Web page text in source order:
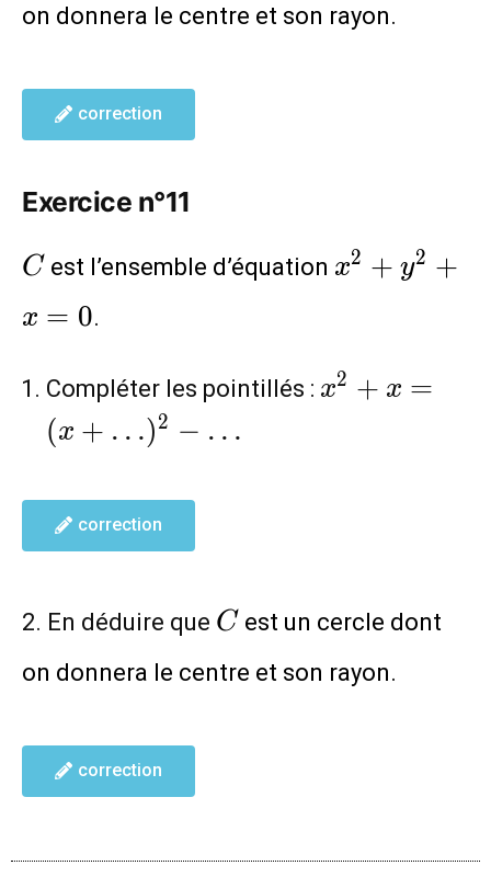
on donnera le centre et son rayon.
correction
Exercice n°11
C
C est l’ensemble d’équation x2 + y2 +
x = 0.
Compléter les pointillés : x^2+x=
x2 + x =
(x + …)2 − …
correction
2. En déduire que C
C est un cercle dont
on donnera le centre et son rayon.
correction